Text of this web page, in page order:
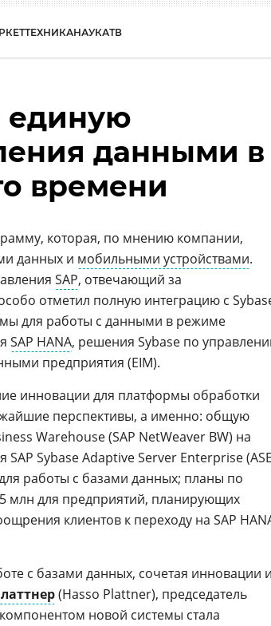
ТЕХНИКАНАУКАТВ
единую
данными в
времени
которая, по мнению компании,
данных и мобильными устройствами.
SAP, отвечающий за
отметил полную интеграцию с
для работы с данными в режиме
SAP HANA, решения Sybase по
предприятия (EIM).
инновации для платформы обработки
перспективы, а именно: общую
Warehouse (SAP NetWeaver BW) на
Sybase Adaptive Server Enterprise
работы с базами данных; планы по
млн для предприятий, планирующих
клиентов к переходу на SAP
с базами данных, сочетая инновации и
(Hasso Plattner), председатель
новой системы стала